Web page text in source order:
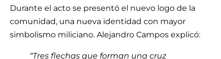
Durante el acto se presentó el nuevo logo de la
comunidad, una nueva identidad con mayor
simbolismo miliciano. Alejandro Campos explicó:
“Tres flechas que forman una cruz